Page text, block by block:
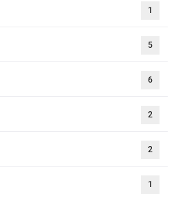
1
5
6
2
2
1